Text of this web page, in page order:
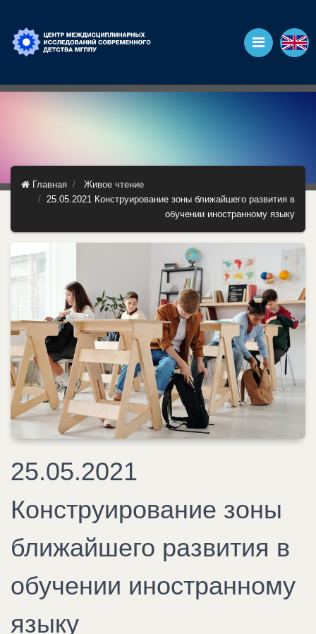
Главная
Живое чтение
25.05.2021 Конструирование зоны ближайшего развития в
обучении иностранному языку
25.05.2021
Конструирование зоны
ближайшего развития в
обучении иностранному
языку